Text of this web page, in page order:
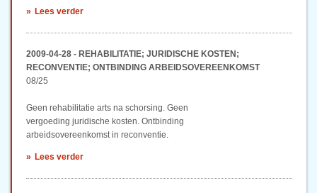
Lees verder
2009-04-28 - REHABILITATIE; JURIDISCHE KOSTEN;
RECONVENTIE; ONTBINDING ARBEIDSOVEREENKOMST
08/25
Geen rehabilitatie arts na schorsing. Geen
vergoeding juridische kosten. Ontbinding
arbeidsovereenkomst in reconventie.
Lees verder